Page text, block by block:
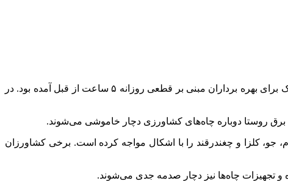
قاسم پیشه‌ور، رئیس اتاق اصناف کشاورزی درباره خاموشی‌های چاه‌های کشاورزی و وضعیت کشت دوم محصولات به مهر گفت: پیامک برای بهره برداران مبنی بر قطعی روزانه ۵ ساعت از قبل آمده بود. در
روستا دوباره چاه‌های کشاورزی دچار خاموشی می‌شوند.
جو،کلزا
و چغندرقند را با اشکال مواجه کرده است. برخی کشاورزان